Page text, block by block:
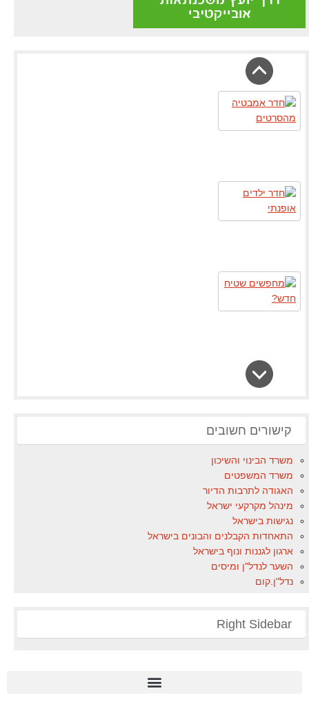
קישורים חשובים
משרד הבינוי והשיכון
משרד המשפטים
האגודה לתרבות הדיור
מינהל מקרקעי ישראל
נגישות בישראל
התאחדות הקבלנים והבונים בישראל
ארגון לגננות ונוף בישראל
השער לנדל"ן ומיסים
נדל"ן.קום
Right Sidebar